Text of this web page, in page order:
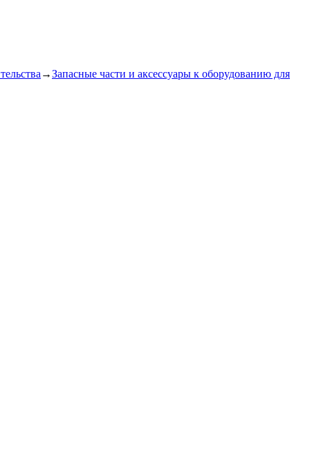
→Запасные части и аксессуары к оборудованию для